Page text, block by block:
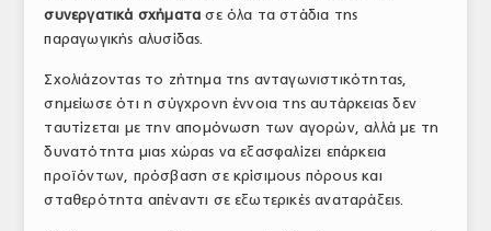
συνεργατικά σχήματα σε όλα τα στάδια της
παραγωγικής αλυσίδας.
Σχολιάζοντας το ζήτημα της ανταγωνιστικότητας,
σημείωσε ότι η σύγχρονη έννοια της αυτάρκειας δεν
ταυτίζεται με την απομόνωση των αγορών, αλλά με τη
δυνατότητα μιας χώρας να εξασφαλίζει επάρκεια
προϊόντων, πρόσβαση σε κρίσιμους πόρους και
σταθερότητα απέναντι σε εξωτερικές αναταράξεις.